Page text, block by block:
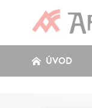
ÚVOD